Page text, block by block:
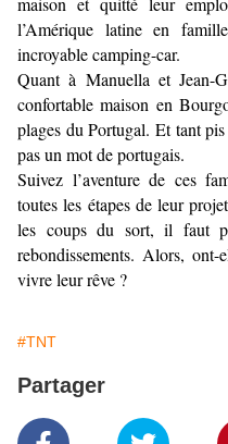
l’Amérique latine en
incroyable camping-car.
Quant à Manuella et Jean-
confortable maison en
plages du Portugal. Et tant
pas un mot de portugais.
Suivez l’aventure de ces
toutes les étapes de leur
les coups du sort, il faut
rebondissements. Alors,
vivre leur rêve ?
#TNT
Partager